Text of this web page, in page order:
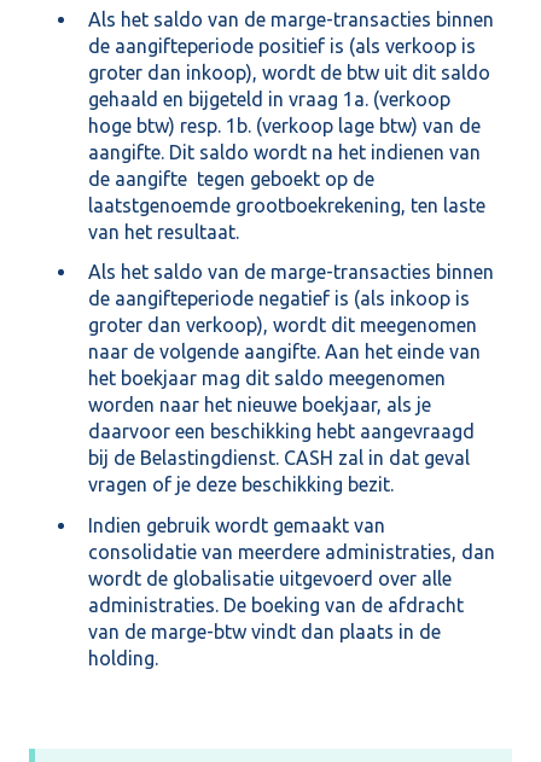
Als het saldo van de marge-transacties binnen
de aangifteperiode positief is (als verkoop is
groter dan inkoop), wordt de btw uit dit saldo
gehaald en bijgeteld in vraag 1a. (verkoop
hoge btw) resp. 1b. (verkoop lage btw) van de
aangifte. Dit saldo wordt na het indienen van
de aangifte tegen geboekt op de
laatstgenoemde grootboekrekening, ten laste
van het resultaat.
Als het saldo van de marge-transacties binnen
de aangifteperiode negatief is (als inkoop is
groter dan verkoop), wordt dit meegenomen
naar de volgende aangifte. Aan het einde van
het boekjaar mag dit saldo meegenomen
worden naar het nieuwe boekjaar, als je
daarvoor een beschikking hebt aangevraagd
bij de Belastingdienst. CASH zal in dat geval
vragen of je deze beschikking bezit.
Indien gebruik wordt gemaakt van
consolidatie van meerdere administraties, dan
wordt de globalisatie uitgevoerd over alle
administraties. De boeking van de afdracht
van de marge-btw vindt dan plaats in de
holding.